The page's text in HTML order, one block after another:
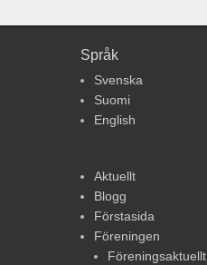
Språk
Svenska
Suomi
English
Aktuellt
Blogg
Förstasida
Föreningen
Föreningsaktuellt